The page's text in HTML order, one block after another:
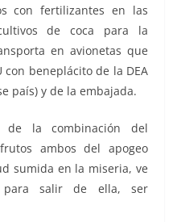
con fertilizantes en las
de coca para la
en avionetas que
con beneplácito de la DEA
país) y de la embajada.
de la combinación del
ambos del apogeo
sumida en la miseria, ve
para salir de ella, ser